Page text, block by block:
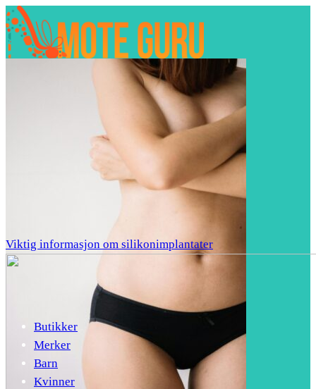
Viktig informasjon om silikonimplantater
Butikker
Merker
Barn
Kvinner